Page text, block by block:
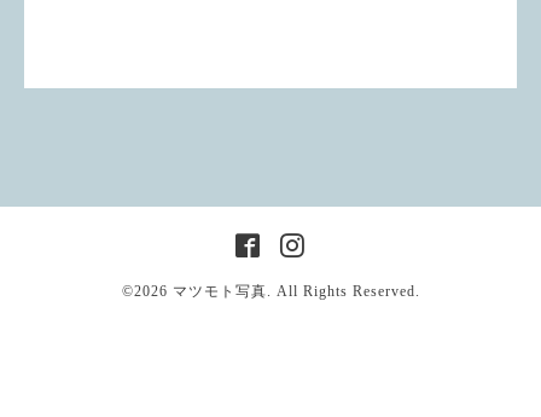
©2026 マツモト写真. All Rights Reserved.